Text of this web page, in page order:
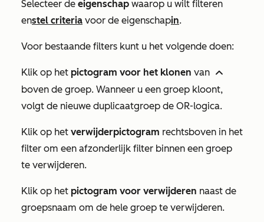
Selecteer de eigenschap waarop u wilt filteren
enstel criteria voor de eigenschapin.
Voor bestaande filters kunt u het volgende doen:
Klik op het pictogram voor het klonen van een duplicaat
boven de groep. Wanneer u een groep kloont,
volgt de nieuwe duplicaatgroep de OR-logica.
Klik op het verwijderpictogram rechtsboven in het
filter om een afzonderlijk filter binnen een groep
te verwijderen.
Klik op het pictogram voor verwijderen naast de
groepsnaam om de hele groep te verwijderen.